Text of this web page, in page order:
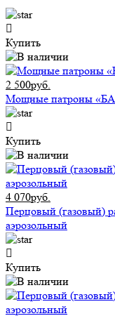
Купить
2 500руб.
Мощные патроны
Купить
4 070руб.
Перцовый (газовый)
аэрозольный
Купить